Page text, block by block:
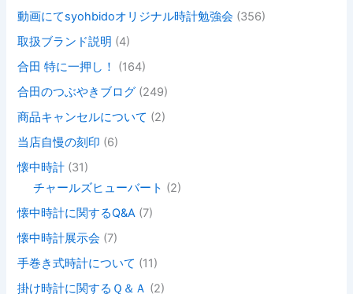
動画にてsyohbidoオリジナル時計勉強会 (356)
取扱ブランド説明 (4)
合田 特に一押し！
(164)
合田のつぶやきブログ (249)
商品キャンセルについて (2)
当店自慢の刻印 (6)
懐中時計 (31)
チャールズヒューバート (2)
懐中時計に関するQ&A (7)
懐中時計展示会 (7)
手巻き式時計について (11)
掛け時計に関するＱ＆Ａ (2)